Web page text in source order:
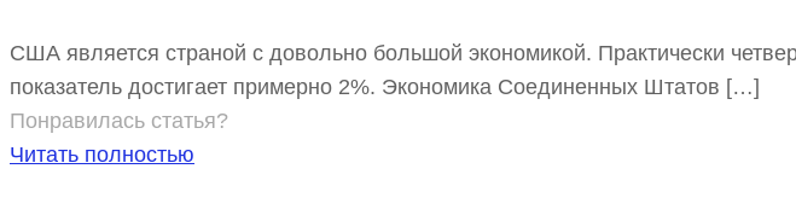
США является страной с довольно большой экономикой. Практически
показатель достигает примерно 2%. Экономика Соединенных Штатов […]
Понравилась статья?
Читать полностью